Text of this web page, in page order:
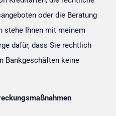
oder die Beratung
stehe Ihnen mit meinem
dafür, dass Sie rechtlich
Bankgeschäften keine